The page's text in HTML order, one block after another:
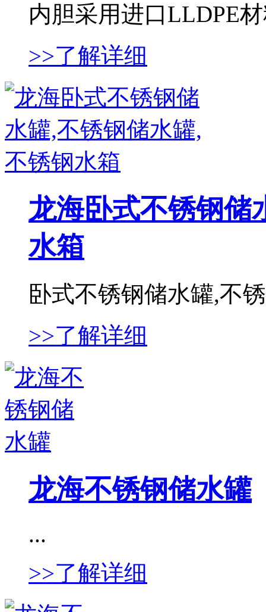
内胆采用进口LLDPE
>>了解详细
龙海卧式不锈钢储
水箱
卧式不锈钢储水罐,不
>>了解详细
龙海不锈钢储水罐
...
>>了解详细